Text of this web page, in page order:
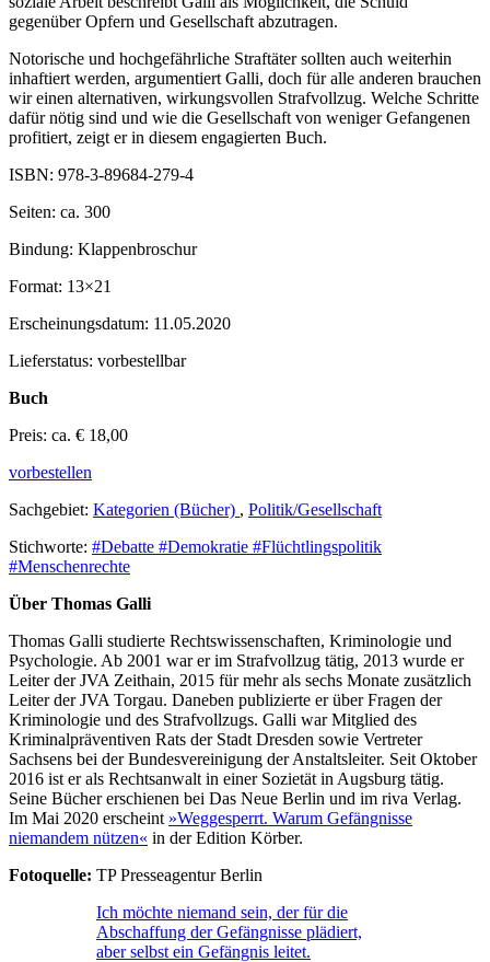
gegenüber Opfern und Gesellschaft abzutragen.
Notorische und hochgefährliche Straftäter sollten auch weiterhin
inhaftiert werden, argumentiert Galli, doch für alle anderen brauchen
wir einen alternativen, wirkungsvollen Strafvollzug. Welche Schritte
dafür nötig sind und wie die Gesellschaft von weniger Gefangenen
profitiert, zeigt er in diesem engagierten Buch.
ISBN: 978-3-89684-279-4
Seiten: ca. 300
Bindung: Klappenbroschur
Format: 13×21
Erscheinungsdatum: 11.05.2020
Lieferstatus: vorbestellbar
Buch
Preis: ca. € 18,00
vorbestellen
Sachgebiet: Kategorien (Bücher) , Politik/Gesellschaft
Stichworte: #Debatte #Demokratie #Flüchtlingspolitik
#Menschenrechte
Über Thomas Galli
Thomas Galli studierte Rechtswissenschaften, Kriminologie und
Psychologie. Ab 2001 war er im Strafvollzug tätig, 2013 wurde er
Leiter der JVA Zeithain, 2015 für mehr als sechs Monate zusätzlich
Leiter der JVA Torgau. Daneben publizierte er über Fragen der
Kriminologie und des Strafvollzugs. Galli war Mitglied des
Kriminalpräventiven Rats der Stadt Dresden sowie Vertreter
Sachsens bei der Bundesvereinigung der Anstaltsleiter. Seit Oktober
2016 ist er als Rechtsanwalt in einer Sozietät in Augsburg tätig.
Seine Bücher erschienen bei Das Neue Berlin und im riva Verlag.
Im Mai 2020 erscheint »Weggesperrt. Warum Gefängnisse
niemandem nützen« in der Edition Körber.
Fotoquelle: TP Presseagentur Berlin
Ich möchte niemand sein, der für die
Abschaffung der Gefängnisse plädiert,
aber selbst ein Gefängnis leitet.